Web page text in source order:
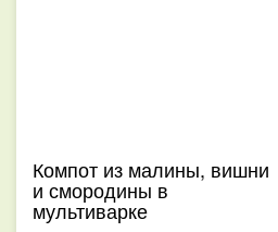
Компот из малины, вишни
и смородины в
мультиварке